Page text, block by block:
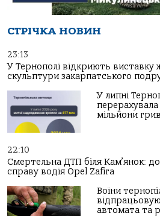
СТРІЧКА НОВИН
23:13
У Тернополі відкриють виставку
скульптури закарпатського
У липні
мільйони
22:10
Смертельна ДТП біля Кам’янок:
справу водія Opel Zafira
Воїни
автомата та